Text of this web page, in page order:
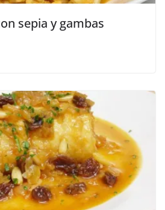
sepia y gambas